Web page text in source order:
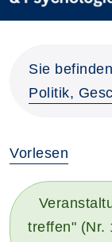
Sie
Politik,
Vorlesen
treffen" (Nr.